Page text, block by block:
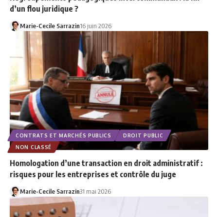
d’un flou juridique ?
Marie-Cecile Sarrazin16 juin 2026
CONTRATS ET MARCHÉS PUBLICS
DROIT PUBLIC
NON CLASSÉ
Homologation d’une transaction en droit administratif :
risques pour les entreprises et contrôle du juge
Marie-Cecile Sarrazin31 mai 2026